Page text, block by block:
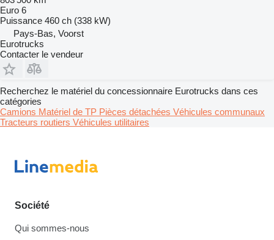
Euro 6
Puissance 460 ch (338 kW)
Pays-Bas, Voorst
Eurotrucks
Contacter le vendeur
Recherchez le matériel du concessionnaire Eurotrucks dans ces
catégories
Camions Matériel de TP Pièces détachées Véhicules communaux
Tracteurs routiers Véhicules utilitaires
Société
Qui sommes-nous